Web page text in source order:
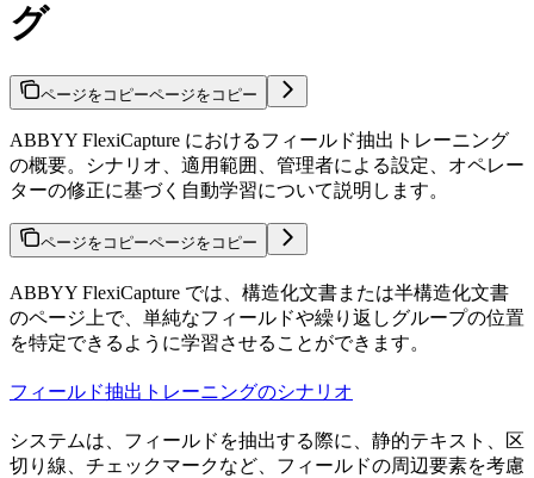
グ
ページをコピーページをコピー
ABBYY FlexiCapture におけるフィールド抽出トレーニング
の概要。シナリオ、適用範囲、管理者による設定、オペレー
ターの修正に基づく自動学習について説明します。
ページをコピーページをコピー
ABBYY FlexiCapture では、構造化文書または半構造化文書
のページ上で、単純なフィールドや繰り返しグループの位置
を特定できるように学習させることができます。
フィールド抽出トレーニングのシナリオ
システムは、フィールドを抽出する際に、静的テキスト、区
切り線、チェックマークなど、フィールドの周辺要素を考慮